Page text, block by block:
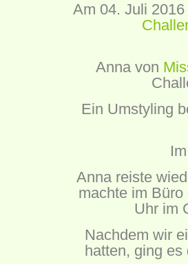
Am 04. Juli
Anna von
Ein Umstyling
Anna reiste
machte im
Uhr im
Nachdem wir
hatten, ging es